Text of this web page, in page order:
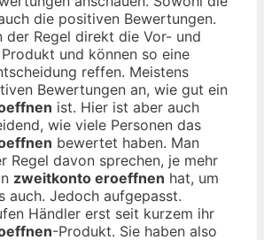
die positiven Bewertungen.
der Regel direkt die Vor- und
und können so eine
reffen. Meistens
Bewertungen an, wie gut ein
ist. Hier ist aber auch
wie viele Personen das
bewertet haben. Man
Regel davon sprechen, je mehr
zweitkonto eroeffnen hat, um
auch. Jedoch aufgepasst.
Händler erst seit kurzem ihr
-Produkt. Sie haben also